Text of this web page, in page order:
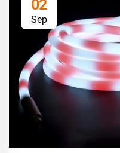
02
Sep